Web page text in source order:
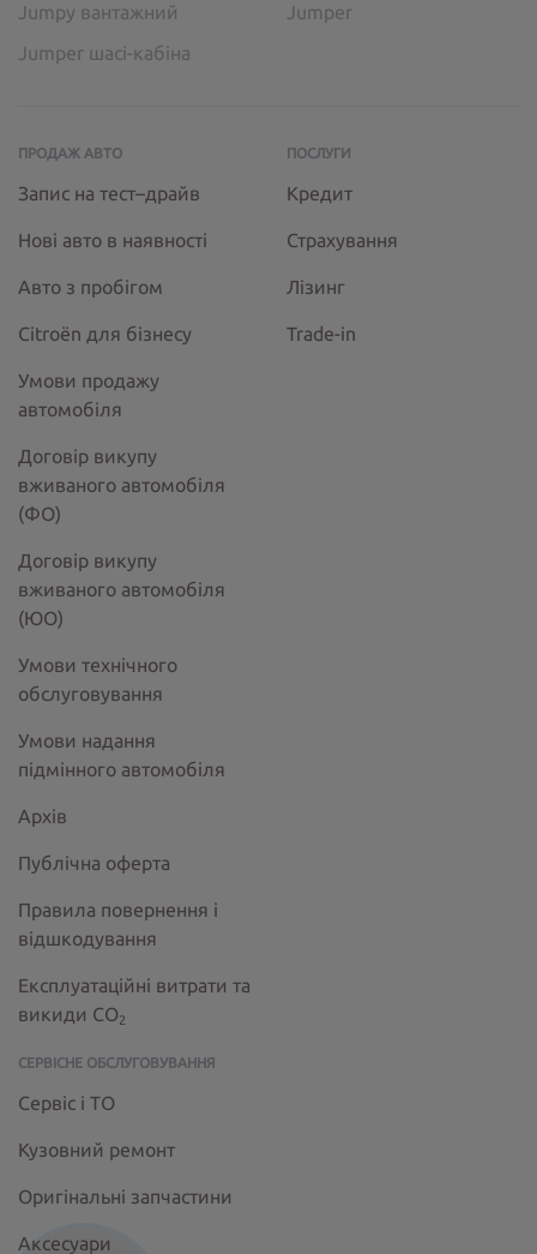
Jumpy вантажний
Jumper
Jumper шасі-кабіна
ПРОДАЖ АВТО
Запис на тест–драйв
Нові авто в наявності
Авто з пробігом
Citroёn для бізнесу
Умови продажу
автомобіля
Договір викупу
вживаного автомобіля
(ФО)
Договір викупу
вживаного автомобіля
(ЮО)
Умови технічного
обслуговування
Умови надання
підмінного автомобіля
Архів
Публічна оферта
Правила повернення і
відшкодування
Експлуатаційні витрати та
викиди СО2
ПОСЛУГИ
Кредит
Страхування
Лізинг
Trade-in
СЕРВІСНЕ ОБСЛУГОВУВАННЯ
Сервіс і ТО
Кузовний ремонт
Оригінальні запчастини
Аксесуари